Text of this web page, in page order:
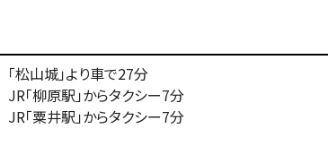
「松山城」より車で27分
JR「柳原駅」からタクシー7分
JR「粟井駅」からタクシー7分